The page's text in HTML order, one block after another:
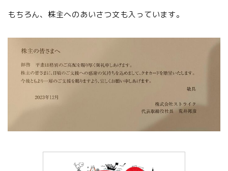
もちろん、株主へのあいさつ文も入っています。